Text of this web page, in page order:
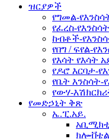
ዝርያዎች
የግመል-
የፈረስ-
ከብቶች-
የበግ / ፍየል-
የእሳት የእሳት
የዶሮ እርባታ-
የቤት
የውሃ-
የመድኃኒት ቅጽ
ኤ.ፒ.አይ.